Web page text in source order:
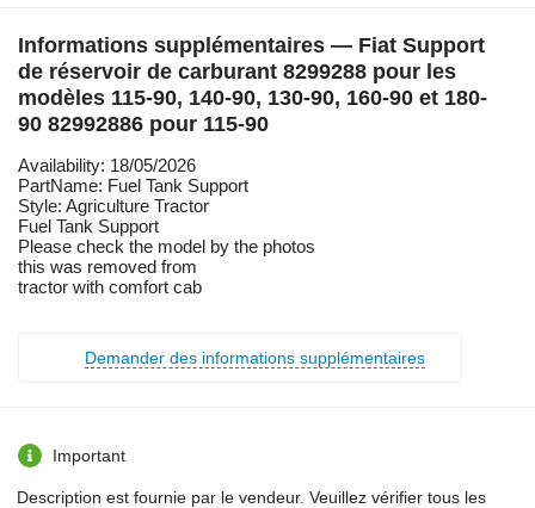
Informations supplémentaires — Fiat Support
de réservoir de carburant 8299288 pour les
modèles 115-90, 140-90, 130-90, 160-90 et 180-
90 82992886 pour 115-90
Availability: 18/05/2026
PartName: Fuel Tank Support
Style: Agriculture Tractor
Fuel Tank Support
Please check the model by the photos
this was removed from
tractor with comfort cab
Demander des informations supplémentaires
Important
Description est fournie par le vendeur. Veuillez vérifier tous les